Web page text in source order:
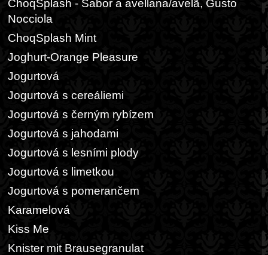
ChoqSplash - Sabor a avellana/avelã, Gusto
Nocciola
ChoqSplash Mint
Joghurt-Orange Pleasure
Jogurtová
Jogurtová s cereáliemi
Jogurtová s černým rybízem
Jogurtová s jahodami
Jogurtová s lesními plody
Jogurtová s limetkou
Jogurtová s pomerančem
Karamelová
Kiss Me
Knister mit Brausegranulat